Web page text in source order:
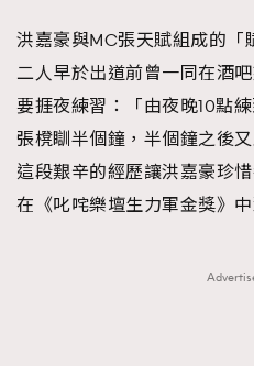
洪嘉豪與MC張天賦組成的「
二人早於出道前曾一同在酒
要捱夜練習：「由夜晚10點
張櫈瞓半個鐘，半個鐘之後
這段艱辛的經歷讓洪嘉豪珍
在《叱咤樂壇生力軍金獎》